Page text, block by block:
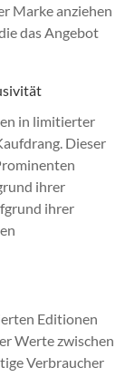
Marke anziehen
das Angebot
in limitierter
Dieser
ihrer
ihrer
Editionen
Werte zwischen
Verbraucher